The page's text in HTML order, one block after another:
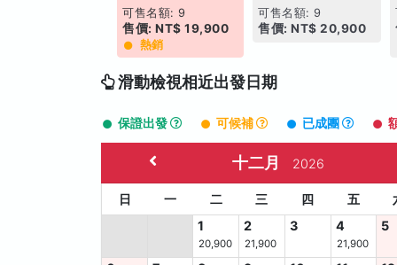
可售名額: 9
售價: NT$ 19,900
熱銷
可售名額: 9
售價: NT$ 20,900
滑動檢視相近出發日期
保證出發 可候補 已成團
十二月 2026
日 一 二 三 四 五
1
20,900
2
21,900
3 4
21,900
5